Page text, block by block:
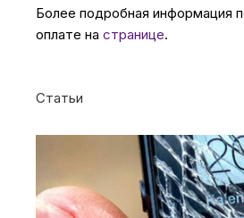
Более подробная информация
оплате на странице.
Статьи